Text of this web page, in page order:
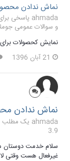
نماش ندادن
ahmada پاسخی برای ahmada در یک موضوع ارسال کرد در
و سوالات عمومی جوملا 3 تا
نمایش کحصولات
21 آبان 1396
نماش ندادن
ahmada یک مطلب ارسال کرد در
3.9
سلام خدمت دوستان
غیرفعال هست وقتی